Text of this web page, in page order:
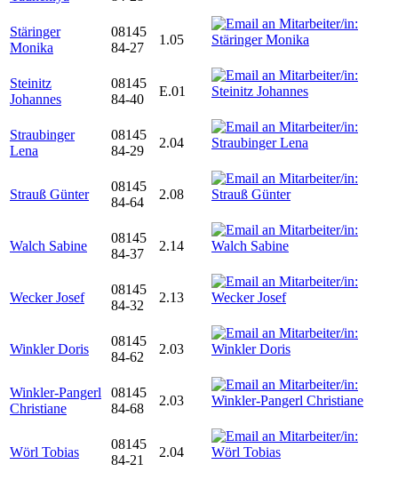
Stäringer
Monika
08145
84-27
1.05
Steinitz
Johannes
08145
84-40
E.01
Straubinger
Lena
08145
84-29
2.04
Strauß Günter
08145
84-64
2.08
Walch Sabine
08145
84-37
2.14
Wecker Josef
08145
84-32
2.13
Winkler Doris
08145
84-62
2.03
Winkler-Pangerl
Christiane
08145
84-68
2.03
Wörl Tobias
08145
84-21
2.04